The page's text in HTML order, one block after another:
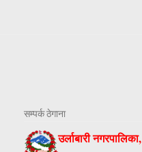
सम्पर्क ठेगाना
उर्लाबारी नगरपालिका,